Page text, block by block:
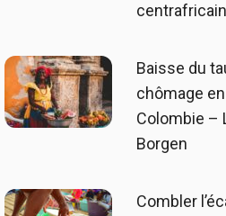
Baisse du
chômage en
Colombie –
Borgen
Combler